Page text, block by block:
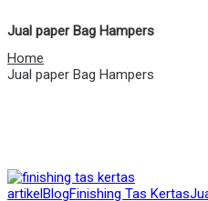
Jual paper Bag Hampers
Home
Jual paper Bag Hampers
Posted
artikelBlogFinishing Tas Kertas